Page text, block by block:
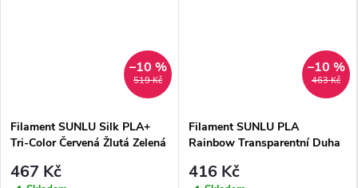
519 Kč
–10 %
Filament SUNLU Silk PLA+
Tri-Color Červená Žlutá Zelená
467 Kč
463 Kč
–10 %
Filament SUNLU PLA
Rainbow Transparentní Duha
416 Kč